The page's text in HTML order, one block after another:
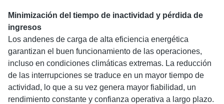
Minimización del tiempo de inactividad y pérdida de
ingresos
Los andenes de carga de alta eficiencia energética
garantizan el buen funcionamiento de las operaciones,
incluso en condiciones climáticas extremas. La reducción
de las interrupciones se traduce en un mayor tiempo de
actividad, lo que a su vez genera mayor fiabilidad, un
rendimiento constante y confianza operativa a largo plazo.